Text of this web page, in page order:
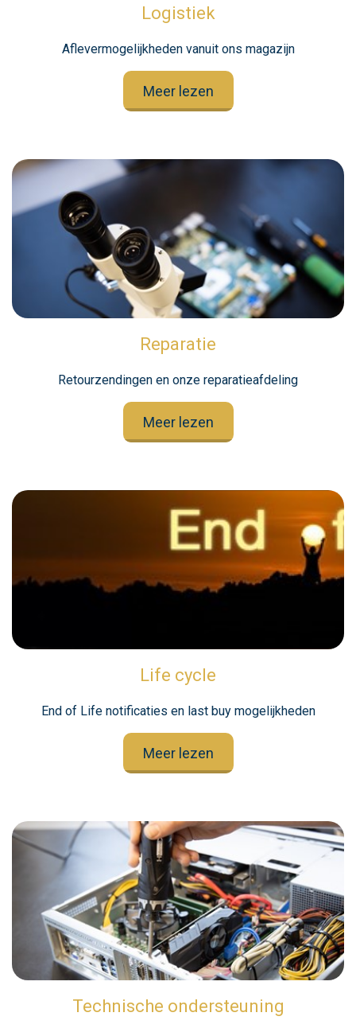
Logistiek
Aflevermogelijkheden vanuit ons magazijn
Meer lezen
Reparatie
Retourzendingen en onze reparatieafdeling
Meer lezen
Life cycle
End of Life notificaties en last buy mogelijkheden
Meer lezen
Technische ondersteuning